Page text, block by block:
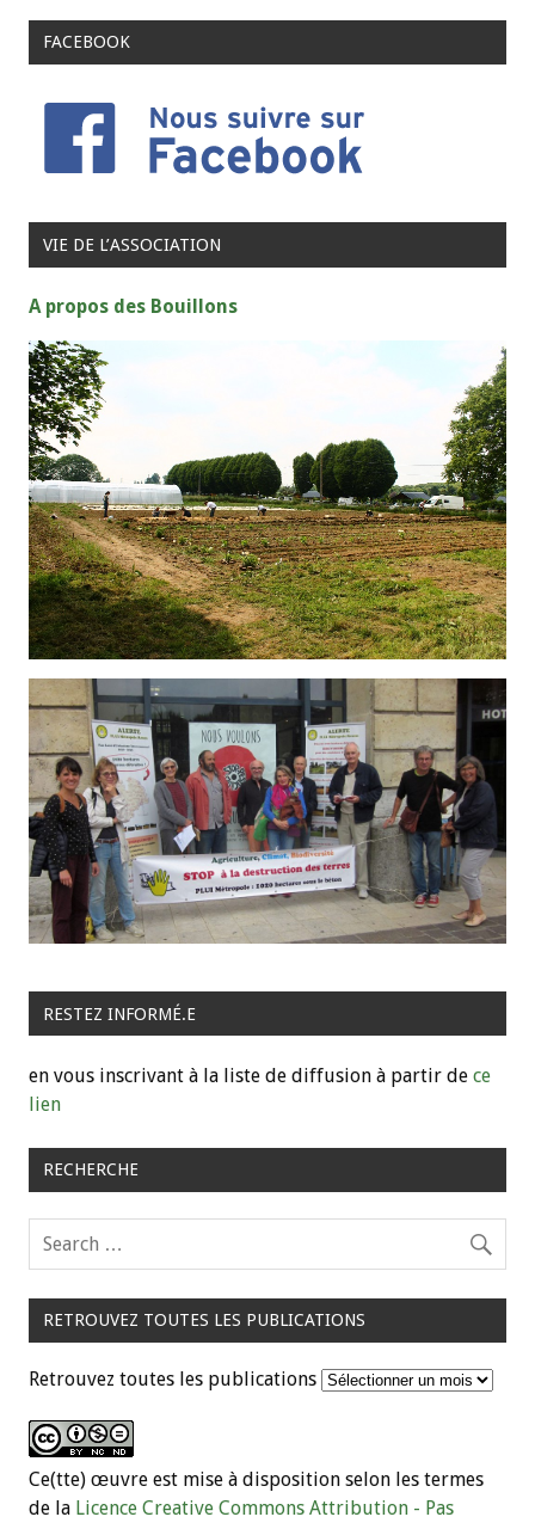
FACEBOOK
VIE DE L’ASSOCIATION
A propos des Bouillons
RESTEZ INFORMÉ.E
en vous inscrivant à la liste de diffusion à partir de ce
lien
RECHERCHE
RETROUVEZ TOUTES LES PUBLICATIONS
Retrouvez toutes les publications
Ce(tte) œuvre est mise à disposition selon les termes
de la Licence Creative Commons Attribution - Pas